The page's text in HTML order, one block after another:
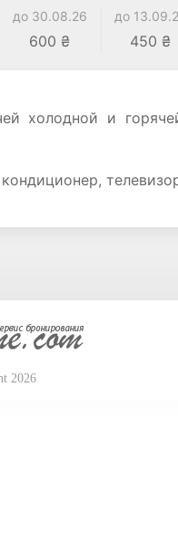
до 30.08.26
600 ₴
до
450 ₴
холодной и
2026